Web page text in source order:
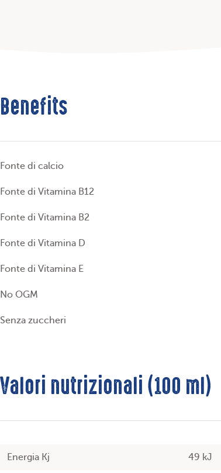
Benefits
Fonte di calcio
Fonte di Vitamina B12
Fonte di Vitamina B2
Fonte di Vitamina D
Fonte di Vitamina E
No OGM
Senza zuccheri
Valori nutrizionali (100 ml)
Energia Kj 49 kJ